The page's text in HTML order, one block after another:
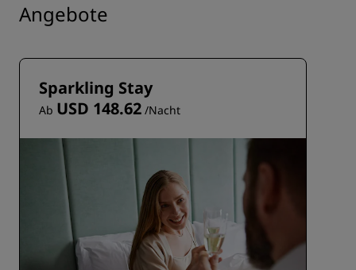
Angebote
Sparkling Stay
Ab USD 148.62 /Nacht